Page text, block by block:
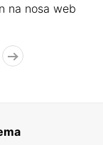
na nosa web